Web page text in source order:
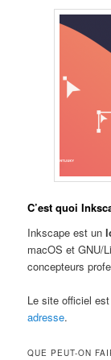
C’est quoi
Inkscape est un
macOS et GNU/
concepteurs
Le site officiel
adresse.
QUE PEUT-ON